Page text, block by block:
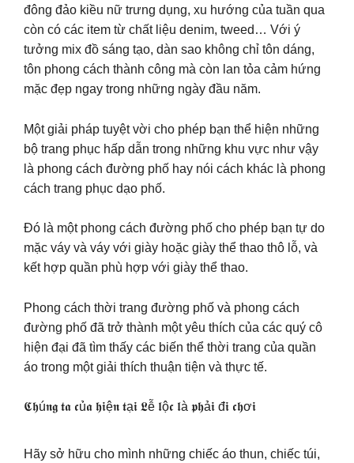
đông đảo kiều nữ trưng dụng, xu hướng của tuần qua
còn có các item từ chất liệu denim, tweed… Với ý
tưởng mix đồ sáng tạo, dàn sao không chỉ tôn dáng,
tôn phong cách thành công mà còn lan tỏa cảm hứng
mặc đẹp ngay trong những ngày đầu năm.
Một giải pháp tuyệt vời cho phép bạn thể hiện những
bộ trang phục hấp dẫn trong những khu vực như vậy
là phong cách đường phố hay nói cách khác là phong
cách trang phục dạo phố.
Đó là một phong cách đường phố cho phép bạn tự do
mặc váy và váy với giày hoặc giày thể thao thô lỗ, và
kết hợp quần phù hợp với giày thể thao.
Phong cách thời trang đường phố và phong cách
đường phố đã trở thành một yêu thích của các quý cô
hiện đại đã tìm thấy các biến thể thời trang của quần
áo trong một giải thích thuận tiện và thực tế.
𝕮𝖍ú𝖓𝖌 𝖙𝖆 𝖈ủ𝖆 𝖍𝖎ệ𝖓 𝖙ạ𝖎 𝕷ễ 𝖑ộ𝖈 𝖑à 𝖕𝖍ả𝖎 đ𝖎 𝖈𝖍ơ𝖎
Hãy sở hữu cho mình những chiếc áo thun, chiếc túi,